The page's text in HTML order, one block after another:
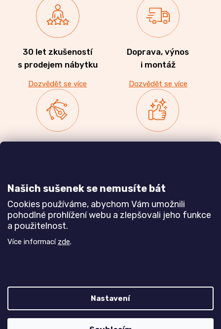
Našich sušenek se nemusíte bát
Cookies používáme, abychom Vám umožnili
pohodlné prohlížení webu a zlepšovali jeho funkce
a použitelnost.
Více informací zde.
Nastavení
30 let zkušeností
s prodejem nábytku
Dozvědět se více
Doprava, výnos
i montáž
Dozvědět se více
Dozvědět se více Dozvědět se více
Vytvořil Shoptet